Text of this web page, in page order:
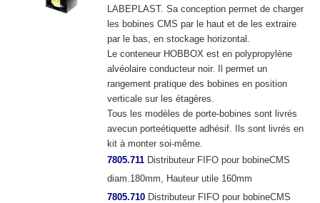
LABEPLAST. Sa conception permet de charger
les bobines CMS par le haut et de les extraire
par le bas, en stockage horizontal.
Le conteneur HOBBOX est en polypropylène
alvéolaire conducteur noir. Il permet un
rangement pratique des bobines en position
verticale sur les étagères.
Tous les modèles de porte-bobines sont livrés
avecun porteétiquette adhésif. Ils sont livrés en
kit à monter soi-même.
7805.711 Distributeur FIFO pour bobineCMS
diam.180mm, Hauteur utile 160mm
7805.710 Distributeur FIFO pour bobineCMS